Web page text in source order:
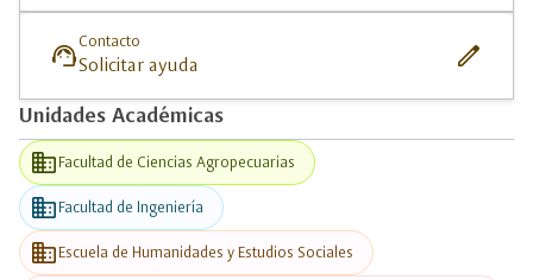
support_agent Contacto
Solicitar ayuda edit
Unidades Académicas
businessFacultad de Ciencias Agropecuarias
businessFacultad de Ingeniería
businessEscuela de Humanidades y Estudios Sociales